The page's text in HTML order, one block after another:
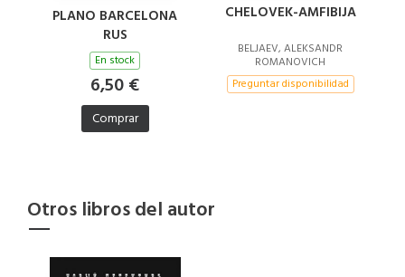
PLANO BARCELONA
RUS
En stock
6,50 €
Comprar
CHELOVEK-AMFIBIJA
BELJAEV, ALEKSANDR
ROMANOVICH
Preguntar disponibilidad
Otros libros del autor